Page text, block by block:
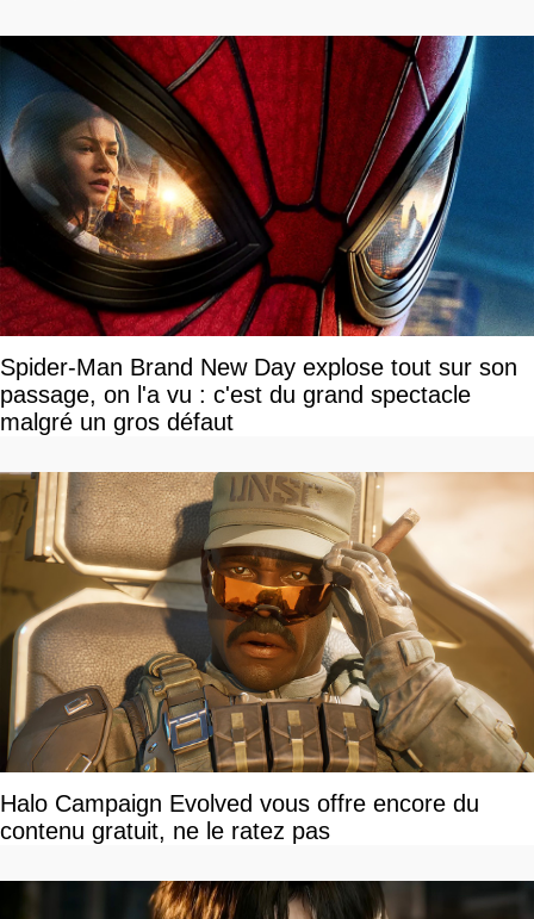
Spider-Man Brand New Day explose tout sur son
passage, on l'a vu : c'est du grand spectacle
malgré un gros défaut
Halo Campaign Evolved vous offre encore du
contenu gratuit, ne le ratez pas